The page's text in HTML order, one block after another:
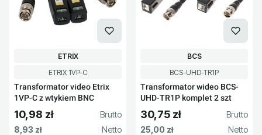
Kod produktu
ETRIX 1VP-C
Transformator video Etrix
1VP-C z wtykiem BNC
PRODUCENT
ETRIX
Cena brutto
10,98 zł
Cena netto
8,93 zł
Kod produktu
BCS-UHD-TR1P
Transformator wideo BCS-
UHD-TR1P komplet 2 szt
PRODUCENT
BCS
Cena brutto
30,75 zł
Cena netto
25,00 zł